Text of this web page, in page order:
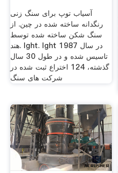
آسیاب توپ برای سنگ زنی
رنگدانه ساخته شده در چین. از
سنگ شکن ساخته شده توسط
هند. lght. lght در سال 1987
تاسیس شده و در طول 30 سال
گذشته، 124 اختراع ثبت شده در
شركت های سنگ